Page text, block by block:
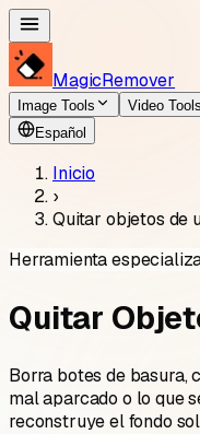
MagicRemover
Image Tools
Video Tools
Español
Inicio
›
Quitar objetos de
Herramienta
Quitar
Borra botes de basura,
mal aparcado o lo que
reconstruye el fondo